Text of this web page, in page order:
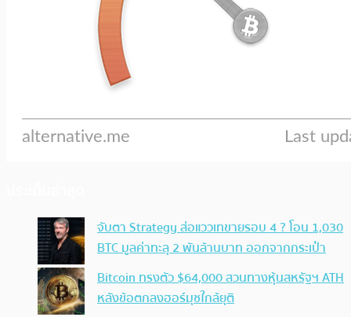
จับตา Strategy ส่อแววเทขายรอบ 4 ? โอน 1,030
BTC มูลค่าทะลุ 2 พันล้านบาท ออกจากกระเป๋า
Bitcoin ทรงตัว $64,000 สวนทางหุ้นสหรัฐฯ ATH
หลังข้อตกลงฮอร์มุซใกล้ยุติ